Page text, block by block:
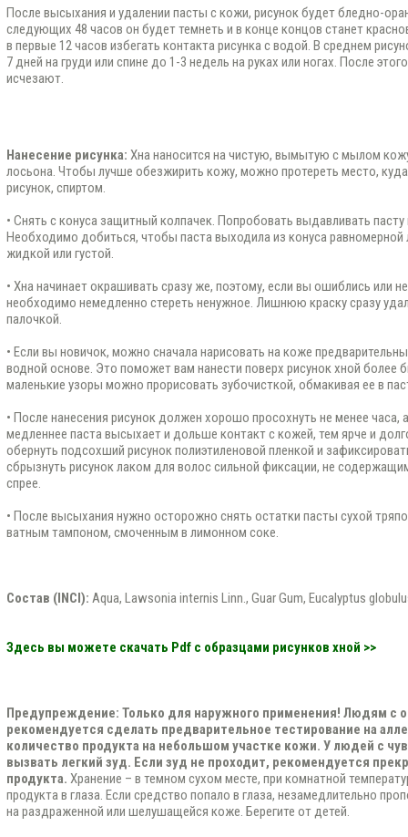
После высыхания и удалении пасты с кожи, рисунок будет бледно-
следующих 48 часов он будет темнеть и в конце концов станет
в первые 12 часов избегать контакта рисунка с водой. В среднем
7 дней на груди или спине до 1-3 недель на руках или ногах. После
исчезают.
Нанесение рисунка: Хна наносится на чистую, вымытую с мылом
лосьона. Чтобы лучше обезжирить кожу, можно протереть место,
рисунок, спиртом.
• Снять с конуса защитный колпачек. Попробовать выдавливать пасту
Необходимо добиться, чтобы паста выходила из конуса
жидкой или густой.
• Хна начинает окрашивать сразу же, поэтому, если вы ошиблись или
необходимо немедленно стереть ненужное. Лишнюю краску сразу
палочкой.
• Если вы новичок, можно сначала нарисовать на коже
водной основе. Это поможет вам нанести поверх рисунок хной более
маленькие узоры можно прорисовать зубочисткой, обмакивая ее в
• После нанесения рисунок должен хорошо просохнуть не менее часа,
медленнее паста высыхает и дольше контакт с кожей, тем ярче и
обернуть подсохший рисунок полиэтиленовой пленкой и
сбрызнуть рисунок лаком для волос сильной фиксации, не
спрее.
• После высыхания нужно осторожно снять остатки пасты сухой
ватным тампоном, смоченным в лимонном соке.
Состав (INCI): Аqua, Lawsonia internis Linn., Guar Gum, Eucalyptus
Здесь вы можете скачать Pdf с образцами рисунков хной >>
Предупреждение: Только для наружного применения! Людям с
рекомендуется сделать предварительное тестирование на
количество продукта на небольшом участке кожи. У людей с
вызвать легкий зуд. Если зуд не проходит, рекомендуется
продукта. Хранение – в темном сухом месте, при комнатной
продукта в глаза. Если средство попало в глаза, незамедлительно
на раздраженной или шелушащейся коже. Берегите от детей.